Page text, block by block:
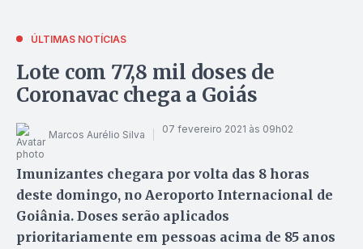
ÚLTIMAS NOTÍCIAS
Lote com 77,8 mil doses de
Coronavac chega a Goiás
Marcos Aurélio Silva 07 fevereiro 2021 às 09h02
Imunizantes chegara por volta das 8 horas
deste domingo, no Aeroporto Internacional de
Goiânia. Doses serão aplicados
prioritariamente em pessoas acima de 85 anos